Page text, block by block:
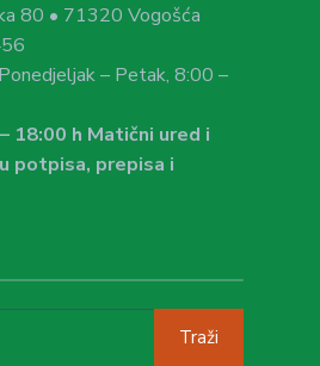
80 • 71320 Vogošća
Ponedjeljak – Petak, 8:00 –
18:00 h Matični ured i
potpisa, prepisa i
Traži